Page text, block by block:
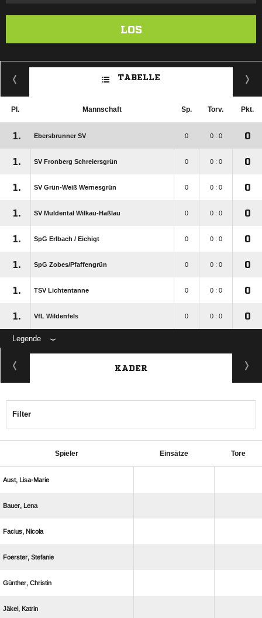
LOS
TABELLE
Pl. Mannschaft Sp. Torv. Pkt.
1. Ebersbrunner SV 0 0 : 0 0
1. SV Fronberg Schreiersgrün 0 0 : 0 0
1. SV Grün-Weiß Wernesgrün 0 0 : 0 0
1. SV Muldental Wilkau-Haßlau 0 0 : 0 0
1. SpG Erlbach /​ Eichigt 0 0 : 0 0
1. SpG Zobes/​Pfaffengrün 0 0 : 0 0
1. TSV Lichtentanne 0 0 : 0 0
1. VfL Wildenfels 0 0 : 0 0
Legende
KADER
Filter
Spieler Einsätze Tore
 
 
 
 
 
 